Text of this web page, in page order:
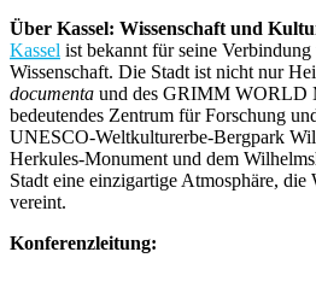
Über Kassel: Wissenschaft und
Kassel ist bekannt für seine
Wissenschaft. Die Stadt ist nicht nur
documenta und des GRIMM WORLD
bedeutendes Zentrum für Forschung
UNESCO-Weltkulturerbe-Bergpark
Herkules-Monument und dem
Stadt eine einzigartige Atmosphäre,
vereint.
Konferenzleitung: